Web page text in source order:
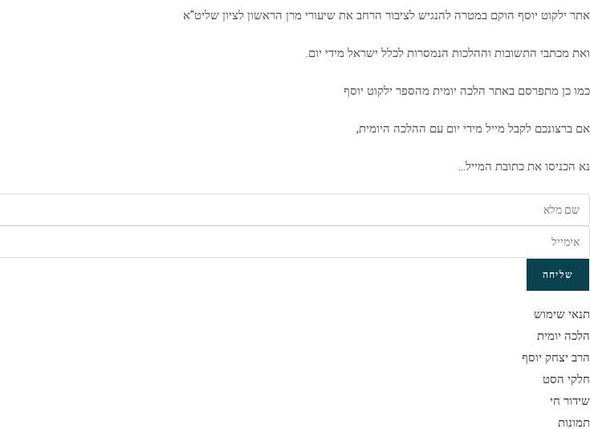
אתר ילקוט יוסף הוקם במטרה להנגיש לציבור הרחב את שיעורי מרן הראשון לציון שליט"א
ואת מכתבי התשובות וההלכות הנמסרות לכלל ישראל מידי יום.
כמו כן מתפרסם באתר הלכה יומית מהספר ילקוט יוסף
אם ברצונכם לקבל מייל מידי יום עם ההלכה היומית,
נא הכניסו את כתובת המייל…
שליחה
תנאי שימוש
הלכה יומית
הרב יצחק יוסף
חלקי הסט
שידור חי
תמונות